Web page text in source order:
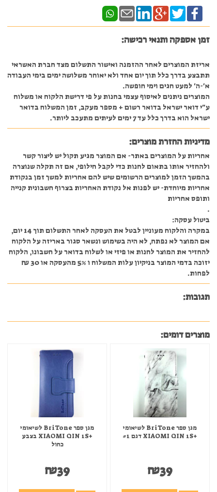
זמן אספקה ותנאי רכישה:
אריזת המוצרים לאחר ההזמנה ואישור התשלום מצד חברת האשראי
תתבצע בדרך כלל תוך יום אחד ולא יאוחר משלושה ימים בימי העבודה
א'-ה' למעט חגים וימי חופשה.
המוצרים ניתנים לאיסוף עצמי בחנות על פי דרישת הלקוח או משלוח
ע"י דואר ישראל בדואר רשום + מספר מעקב, זמן המשלוח בדואר
ישראל הוא בדרך כלל עד 7 ימים לעיתים מתעכב ליותר.
מדיניות החזרת מוצרים:
אחריות על המוצרים באתר- אם המוצר מגיע תקול יש ליצור קשר
ולהחזיר אותו בתאום לחנות כדי לקבל חילופי, אם זה תקלה שנוצרה
בהמשך הזמן למוצרים הרשומים שיש להם אחריות למשך זמן בנקודת
אחריות מיוחדת- יש לפנות אל נקודת האחריות בצרוף חשבונית קנייה
ותופס אחריות
.
ביטול עסקה:
במקרה והלקוח מעוניין לבטל את העסקה לאחר התשלום תוך 14 יום,
אם המוצר לא נפתח, לא היה בשימוש ונשאר סגור באריזה על הלקוח
להחזיר את המוצר לחנות או פיזי או לשלוח בדואר על חשבונו, הלקוח
יזוכה בדמי המוצר בניקיון עלות המשלוח ו 5% מהעסקה או 30 ₪
לפחות.
תגובות:
מוצרים דומים:
מגן ספר BriTone לשיאומי
+XIAOMI QIN 1S דגם #1
₪39
מגן ספר BriTone לשיאומי
+XIAOMI QIN 1S בצבע
כחול
₪39